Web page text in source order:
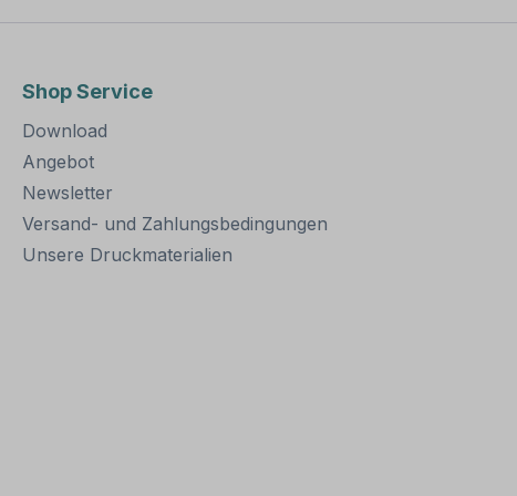
mit
Stück
weiß,
Shop Service
Download
Angebot
Newsletter
Versand- und Zahlungsbedingungen
Unsere Druckmaterialien